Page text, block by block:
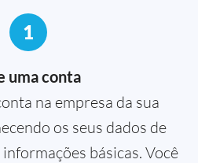
1
uma conta
na empresa da sua
os seus dados de
básicas. Você